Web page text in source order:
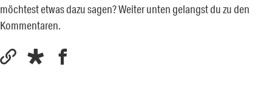
möchtest etwas dazu sagen? Weiter unten gelangst du zu den
Kommentaren.